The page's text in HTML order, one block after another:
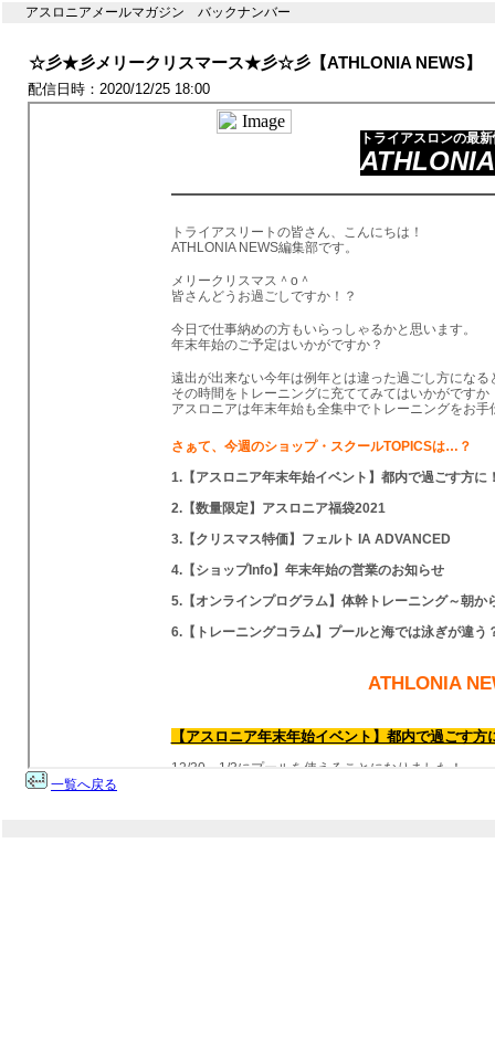
アスロニアメールマガジン バックナンバー
☆彡★彡メリークリスマース★彡☆彡【ATHLONIA NEWS】
配信日時：2020/12/25 18:00
一覧へ戻る